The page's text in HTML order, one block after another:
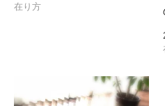
在り方